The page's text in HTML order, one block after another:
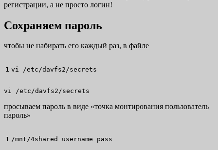
регистрации, а не просто логин!
Сохраняем пароль
чтобы не набирать его каждый раз, в файле
vi /etc/davfs2/secrets
vi /etc/davfs2/secrets
просываем пароль в виде «точка монтирования пользователь
пароль»
/mnt/4shared username pass